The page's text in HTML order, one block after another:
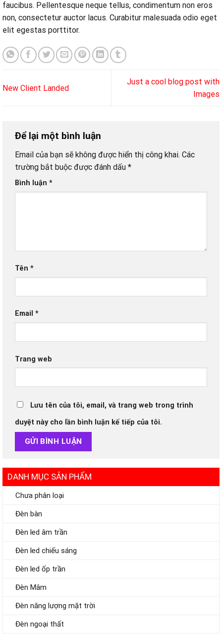
DANH MỤC SẢN PHẨM
Chưa phân loại
Đèn bàn
Đèn led âm trần
Đèn led chiếu sáng
Đèn led ốp trần
Đèn Mâm
Đèn năng lượng mặt trời
Đèn ngoại thất
faucibus. Pellentesque neque tellus, condimentum non eros
non, consectetur auctor lacus. Curabitur malesuada odio eget
elit egestas porttitor.
New Client Landed
Just a cool blog post with
Images
Để lại một bình luận
Email của bạn sẽ không được hiển thị công khai. Các
trường bắt buộc được đánh dấu *
Bình luận *
Tên *
Email *
Trang web
Lưu tên của tôi, email, và trang web trong trình
duyệt này cho lần bình luận kế tiếp của tôi.